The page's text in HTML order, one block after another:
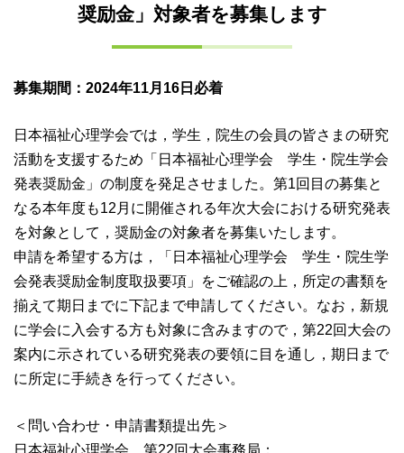
奨励金」対象者を募集します
募集期間：2024年11月16日必着
日本福祉心理学会では，学生，院生の会員の皆さまの研究
活動を支援するため「日本福祉心理学会 学生・院生学会
発表奨励金」の制度を発足させました。第1回目の募集と
なる本年度も12月に開催される年次大会における研究発表
を対象として，奨励金の対象者を募集いたします。
申請を希望する方は，「日本福祉心理学会 学生・院生学
会発表奨励金制度取扱要項」をご確認の上，所定の書類を
揃えて期日までに下記まで申請してください。なお，新規
に学会に入会する方も対象に含みますので，第22回大会の
案内に示されている研究発表の要領に目を通し，期日まで
に所定に手続きを行ってください。
＜問い合わせ・申請書類提出先＞
日本福祉心理学会 第22回大会事務局：